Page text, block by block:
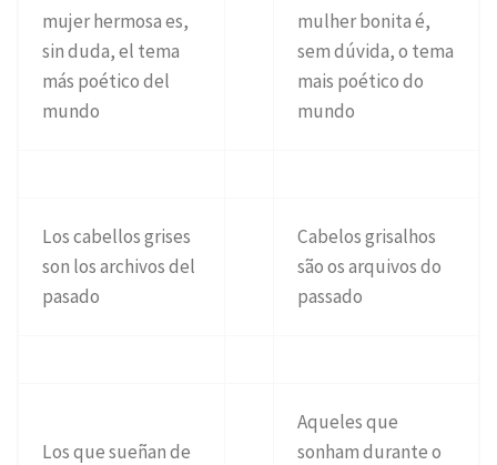
mujer hermosa es,
sin duda, el tema
más poético del
mundo
mulher bonita é,
sem dúvida, o tema
mais poético do
mundo
Los cabellos grises
son los archivos del
pasado
Cabelos grisalhos
são os arquivos do
passado
Los que sueñan de
Aqueles que
sonham durante o